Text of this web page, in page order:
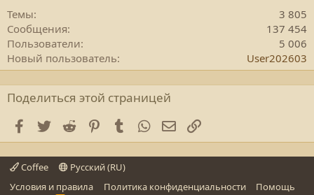
Темы
3 805
Сообщения
137 454
Пользователи
5 006
Новый пользователь
User202603
Поделиться этой страницей
Facebook
TwitterReddit PinterestTumblrWhatsApp
E-mailСсылка
Coffee
Русский (RU)
Условия и правила
Политика конфиденциальности
Помощь